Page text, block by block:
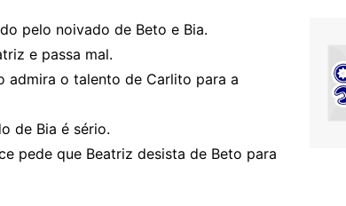
pelo noivado de Beto e Bia.
e passa mal.
admira o talento de Carlito para a
de Bia é sério.
pede que Beatriz desista de Beto para